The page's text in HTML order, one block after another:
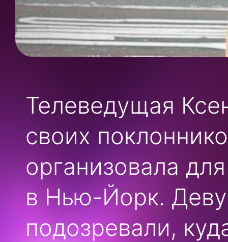
Телеведущая
своих
организовала
в Нью-Йорк.
подозревали,